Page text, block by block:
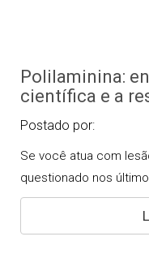
Polilaminina:
científica e a
Postado por:
Se você atua com
questionado nos